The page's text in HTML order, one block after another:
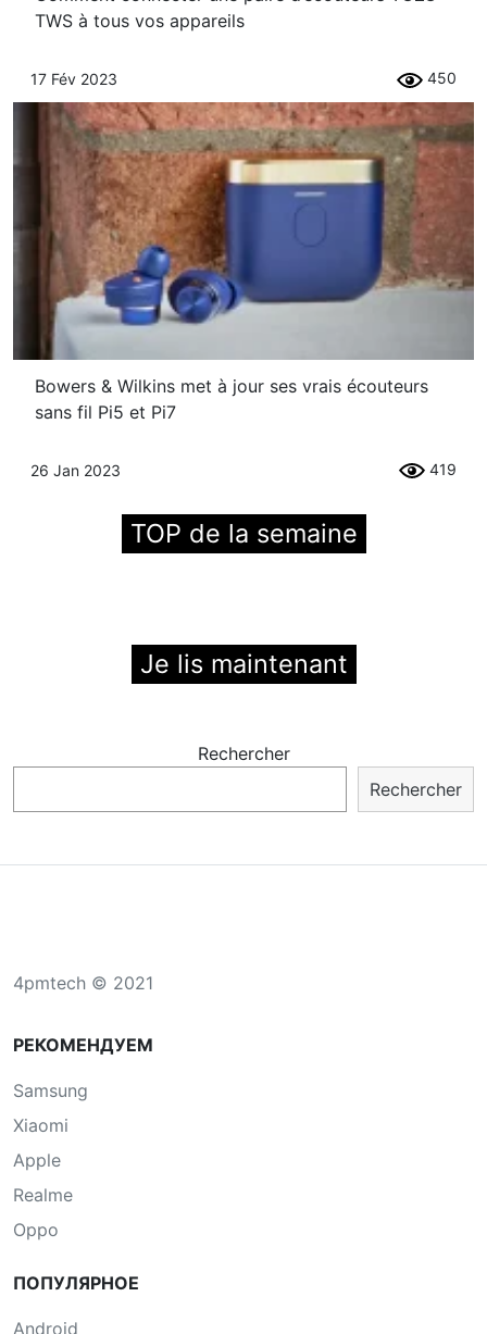
TWS à tous vos appareils
17 Fév 2023 450
Bowers & Wilkins met à jour ses vrais écouteurs
sans fil Pi5 et Pi7
26 Jan 2023 419
TOP de la semaine
Je lis maintenant
Rechercher
Rechercher
4pmtech © 2021
РЕКОМЕНДУЕМ
Samsung
Xiaomi
Apple
Realme
Oppo
ПОПУЛЯРНОЕ
Android